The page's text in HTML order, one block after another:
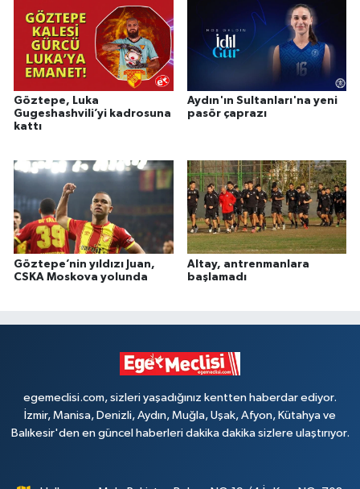
Göztepe, Luka
Gugeshashvili’yi kadrosuna
kattı
Aydın'ın Sultanları'na yeni
pasör çaprazı
Göztepe’nin yıldızı Juan,
CSKA Moskova yolunda
Altay, antrenmanlara
başlamadı
egemeclisi.com, sizleri yaşadığınız kentten haberdar ediyor.
İzmir, Manisa, Denizli, Aydın, Muğla, Uşak, Afyon, Kütahya ve
Balıkesir'den en güncel haberleri dakika dakika sizlere ulaştırıyor.